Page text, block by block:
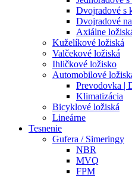
Dvojradové s
Dvojradové
Axiálne
Kuželíkové ložiská
Valčekové ložiská
Ihličkové ložisko
Automobilové
Prevodovka |
Klimatizácia
Bicyklové ložiská
Lineárne
Tesnenie
Gufera / Simeringy
NBR
MVQ
FPM